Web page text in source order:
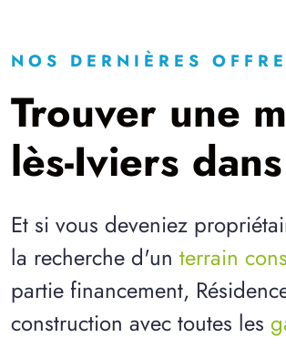
NOS DERNIÈRES
Trouver une
lès-Iviers
Et si vous deveniez
la recherche d'un terrain
partie financement,
construction avec toutes les